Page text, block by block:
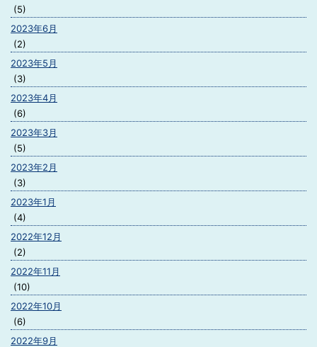
(5)
2023年6月
(2)
2023年5月
(3)
2023年4月
(6)
2023年3月
(5)
2023年2月
(3)
2023年1月
(4)
2022年12月
(2)
2022年11月
(10)
2022年10月
(6)
2022年9月